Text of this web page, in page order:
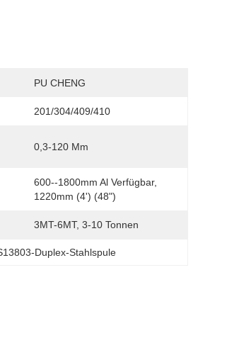
PU CHENG
201/304/409/410
0,3-120 Mm
600--1800mm Al Verfügbar,
1220mm (4') (48")
3MT-6MT, 3-10 Tonnen
Duplex-Stahlspule